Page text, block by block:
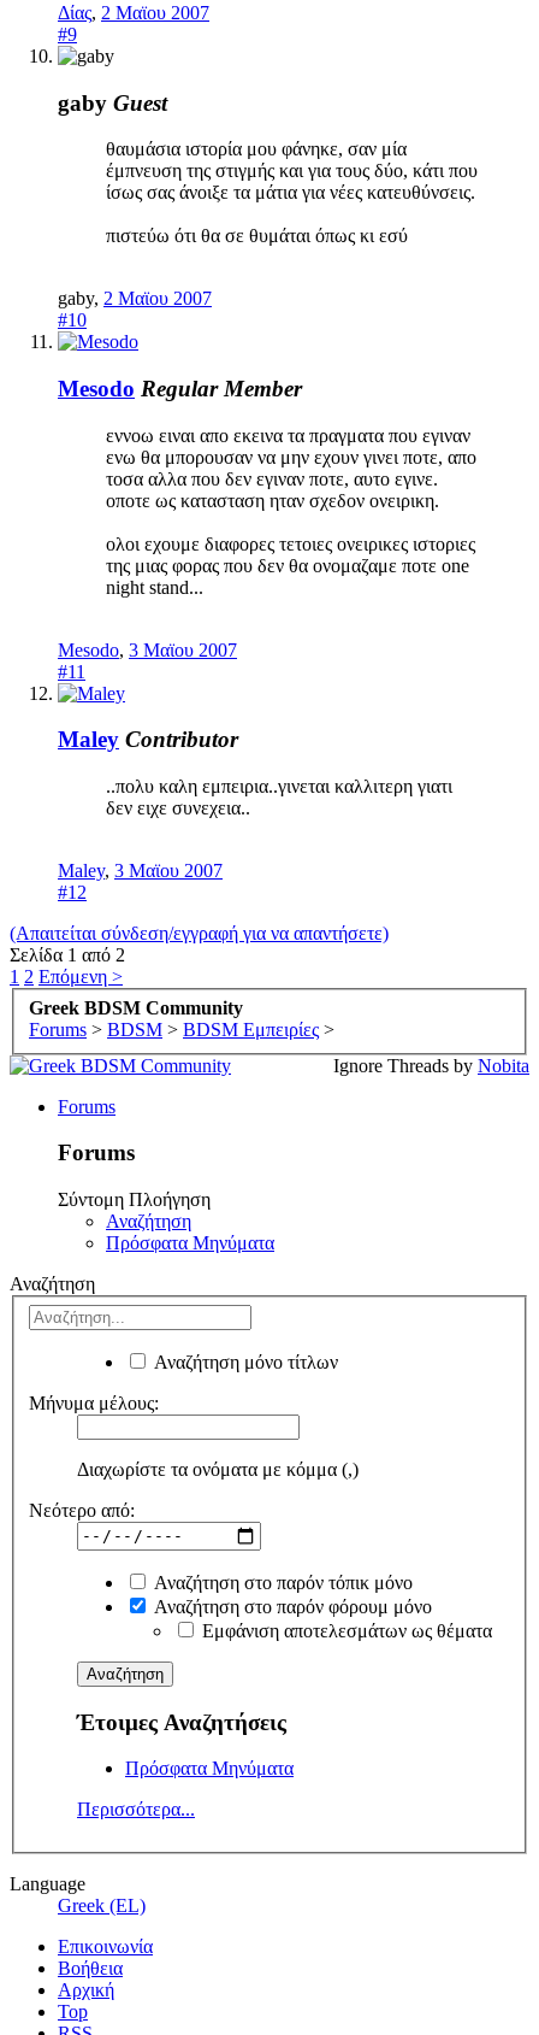
Δίας, 2 Μαϊου 2007
#9
gaby Guest
θαυμάσια ιστορία μου φάνηκε, σαν μία
έμπνευση της στιγμής και για τους δύο, κάτι που
ίσως σας άνοιξε τα μάτια για νέες κατευθύνσεις.
πιστεύω ότι θα σε θυμάται όπως κι εσύ
gaby, 2 Μαϊου 2007
#10
Mesodo Regular Member
εννοω ειναι απο εκεινα τα πραγματα που εγιναν
ενω θα μπορουσαν να μην εχουν γινει ποτε, απο
τοσα αλλα που δεν εγιναν ποτε, αυτο εγινε.
οποτε ως κατασταση ηταν σχεδον ονειρικη.
ολοι εχουμε διαφορες τετοιες ονειρικες ιστοριες
της μιας φορας που δεν θα ονομαζαμε ποτε one
night stand...
Mesodo, 3 Μαϊου 2007
#11
Maley Contributor
..πολυ καλη εμπειρια..γινεται καλλιτερη γιατι
δεν ειχε συνεχεια..
Maley, 3 Μαϊου 2007
#12
(Απαιτείται σύνδεση/εγγραφή για να απαντήσετε)
Σελίδα 1 από 2
1 2 Επόμενη >
Greek BDSM Community
Forums > BDSM > BDSM Εμπειρίες >
Ignore Threads by Nobita
Forums
Forums
Σύντομη Πλοήγηση
Αναζήτηση
Πρόσφατα Μηνύματα
Αναζήτηση
Αναζήτηση μόνο τίτλων
Μήνυμα μέλους:
Διαχωρίστε τα ονόματα με κόμμα (,)
Νεότερο από:
Αναζήτηση στο παρόν τόπικ μόνο
Αναζήτηση στο παρόν φόρουμ μόνο
Εμφάνιση αποτελεσμάτων ως θέματα
Έτοιμες Αναζητήσεις
Πρόσφατα Μηνύματα
Περισσότερα...
Language
Greek (EL)
Επικοινωνία
Βοήθεια
Αρχική
Top